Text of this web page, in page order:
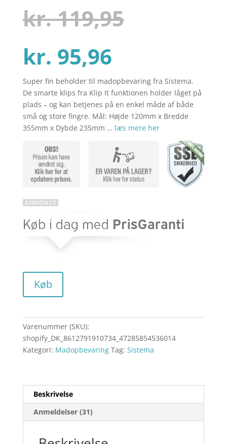
baseret
på
kundebed
kr.119,95
pris
var:
kr.
kr. 95,96Den
aktuelle
pris
er:
Super fin beholder til madopbevaring fra Sistema.
De smarte klips fra Klip It funktionen holder låget på
plads – og kan betjenes på en enkel måde af både
små og store fingre. Mål: Højde 120mm x Bredde
355mm x Dybde 235mm … læs mere her
Køb
Varenummer (SKU):
shopify_DK_8612791910734_47285854536014
Kategori: Madopbevaring Tag: Sistema
Beskrivelse
Anmeldelser (31)